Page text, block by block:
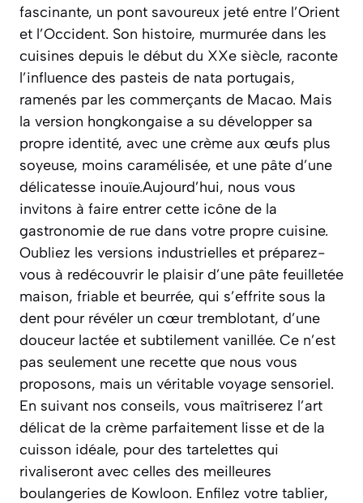
fascinante, un pont savoureux jeté entre l’Orient
et l’Occident. Son histoire, murmurée dans les
cuisines depuis le début du XXe siècle, raconte
l’influence des pasteis de nata portugais,
ramenés par les commerçants de Macao. Mais
la version hongkongaise a su développer sa
propre identité, avec une crème aux œufs plus
soyeuse, moins caramélisée, et une pâte d’une
délicatesse inouïe.Aujourd’hui, nous vous
invitons à faire entrer cette icône de la
gastronomie de rue dans votre propre cuisine.
Oubliez les versions industrielles et préparez-
vous à redécouvrir le plaisir d’une pâte feuilletée
maison, friable et beurrée, qui s’effrite sous la
dent pour révéler un cœur tremblotant, d’une
douceur lactée et subtilement vanillée. Ce n’est
pas seulement une recette que nous vous
proposons, mais un véritable voyage sensoriel.
En suivant nos conseils, vous maîtriserez l’art
délicat de la crème parfaitement lisse et de la
cuisson idéale, pour des tartelettes qui
rivaliseront avec celles des meilleures
boulangeries de Kowloon. Enfilez votre tablier,